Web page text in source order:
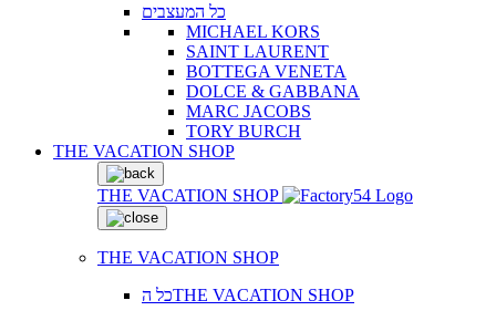
כל המעצבים
MICHAEL KORS
SAINT LAURENT
BOTTEGA VENETA
DOLCE & GABBANA
MARC JACOBS
TORY BURCH
THE VACATION SHOP
THE VACATION SHOP
THE VACATION SHOP
כל הTHE VACATION SHOP